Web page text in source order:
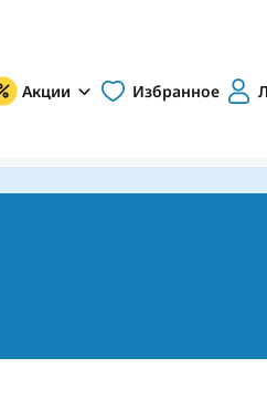
Акции Избранное